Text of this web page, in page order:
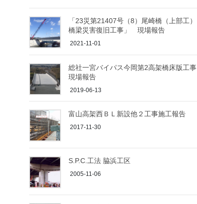
「23災第21407号（8）尾崎橋（上部工）
橋梁災害復旧工事」 現場報告
2021-11-01
総社一宮バイパス今岡第2高架橋床版工事
現場報告
2019-06-13
富山高架西ＢＬ新設他２工事施工報告
2017-11-30
S.P.C.工法 脇浜工区
2005-11-06